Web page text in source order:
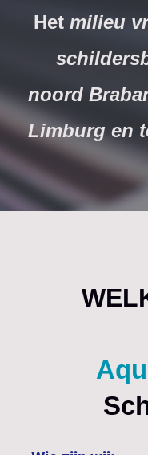
Het milieu
noord
Limburg en